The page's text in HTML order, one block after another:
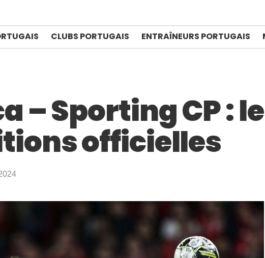
CLUBS PORTUGAIS ENTRAÎNEURS PORTUGAIS
– Sporting CP :
officielles